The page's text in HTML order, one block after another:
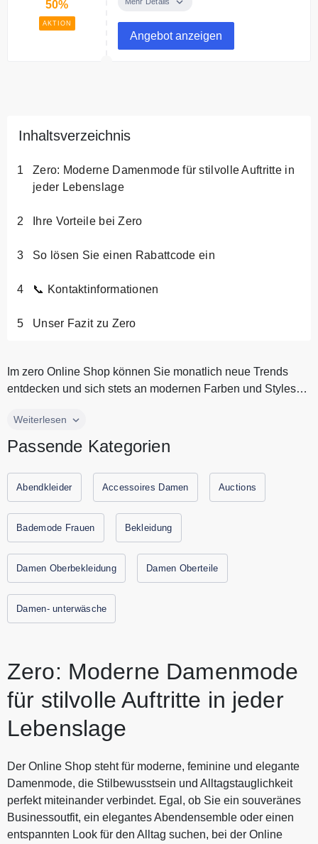
50%
AKTION
Angebot anzeigen
Inhaltsverzeichnis
Zero: Moderne Damenmode für stilvolle Auftritte in
jeder Lebenslage
Ihre Vorteile bei Zero
So lösen Sie einen Rabattcode ein
📞 Kontaktinformationen
Unser Fazit zu Zero
Im zero Online Shop können Sie monatlich neue Trends
entdecken und sich stets an modernen Farben und Styles
Im zero Online Shop können Sie monatlich neue Trends
erfreuen. Vom Businessoutfit über Abendbekleidung bis zum
Kleider, Blusen, Röcke, Hosen und Strickjacken. Bei zero
finden Sie auch Accessoires wie Tücher oder Gürtel. Je
nach Saison gibt es passende Jacken und Mäntel, um jedes
Outfit stilvoll abzurunden. Sparen Sie jetzt durch
Gutscheine.codes mit den aktuellen Gutscheinen und
Rabattaktionen von zero.
Weiterlesen
Passende Kategorien
Abendkleider Accessoires Damen Auctions
Bademode Frauen Bekleidung
Damen Oberbekleidung Damen Oberteile
Damen- unterwäsche
Zero: Moderne Damenmode
für stilvolle Auftritte in jeder
Lebenslage
Der Online Shop steht für moderne, feminine und elegante
Damenmode, die Stilbewusstsein und Alltagstauglichkeit
perfekt miteinander verbindet. Egal, ob Sie ein souveränes
Businessoutfit, ein elegantes Abendensemble oder einen
entspannten Look für den Alltag suchen, bei der Online